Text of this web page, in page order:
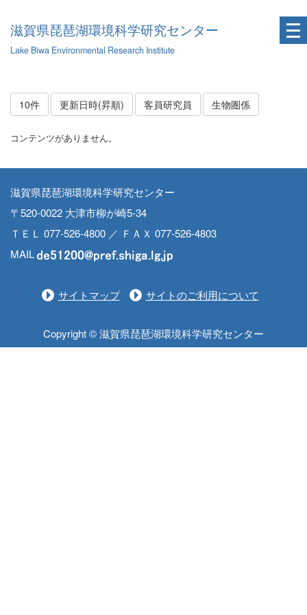
滋賀県琵琶湖環境科学研究センター
Lake Biwa Environmental Research Institute
10件 更新日時(昇順) 客員研究員 生物圏係
コンテンツがありません。
滋賀県琵琶湖環境科学研究センター
〒520-0022 大津市柳が崎5-34
ＴＥＬ 077-526-4800 ／ ＦＡＸ 077-526-4803
MAIL
サイトマップ サイトのご利用について
Copyright © 滋賀県琵琶湖環境科学研究センター